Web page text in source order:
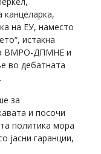
канцеларка,
на ЕУ, наместо
истакна
ВМРО-ДПМНЕ и
во дебатната
за
и посочи
политика мора
јасни гаранции,